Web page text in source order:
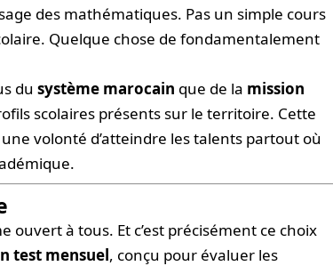
des mathématiques. Pas un simple cours
Quelque chose de fondamentalement
dusystème marocain que de la mission
scolaires présents sur le territoire. Cette
volonté d’atteindre les talents partout où
ouvert à tous. Et c’est précisément ce choix
test mensuel, conçu pour évaluer les